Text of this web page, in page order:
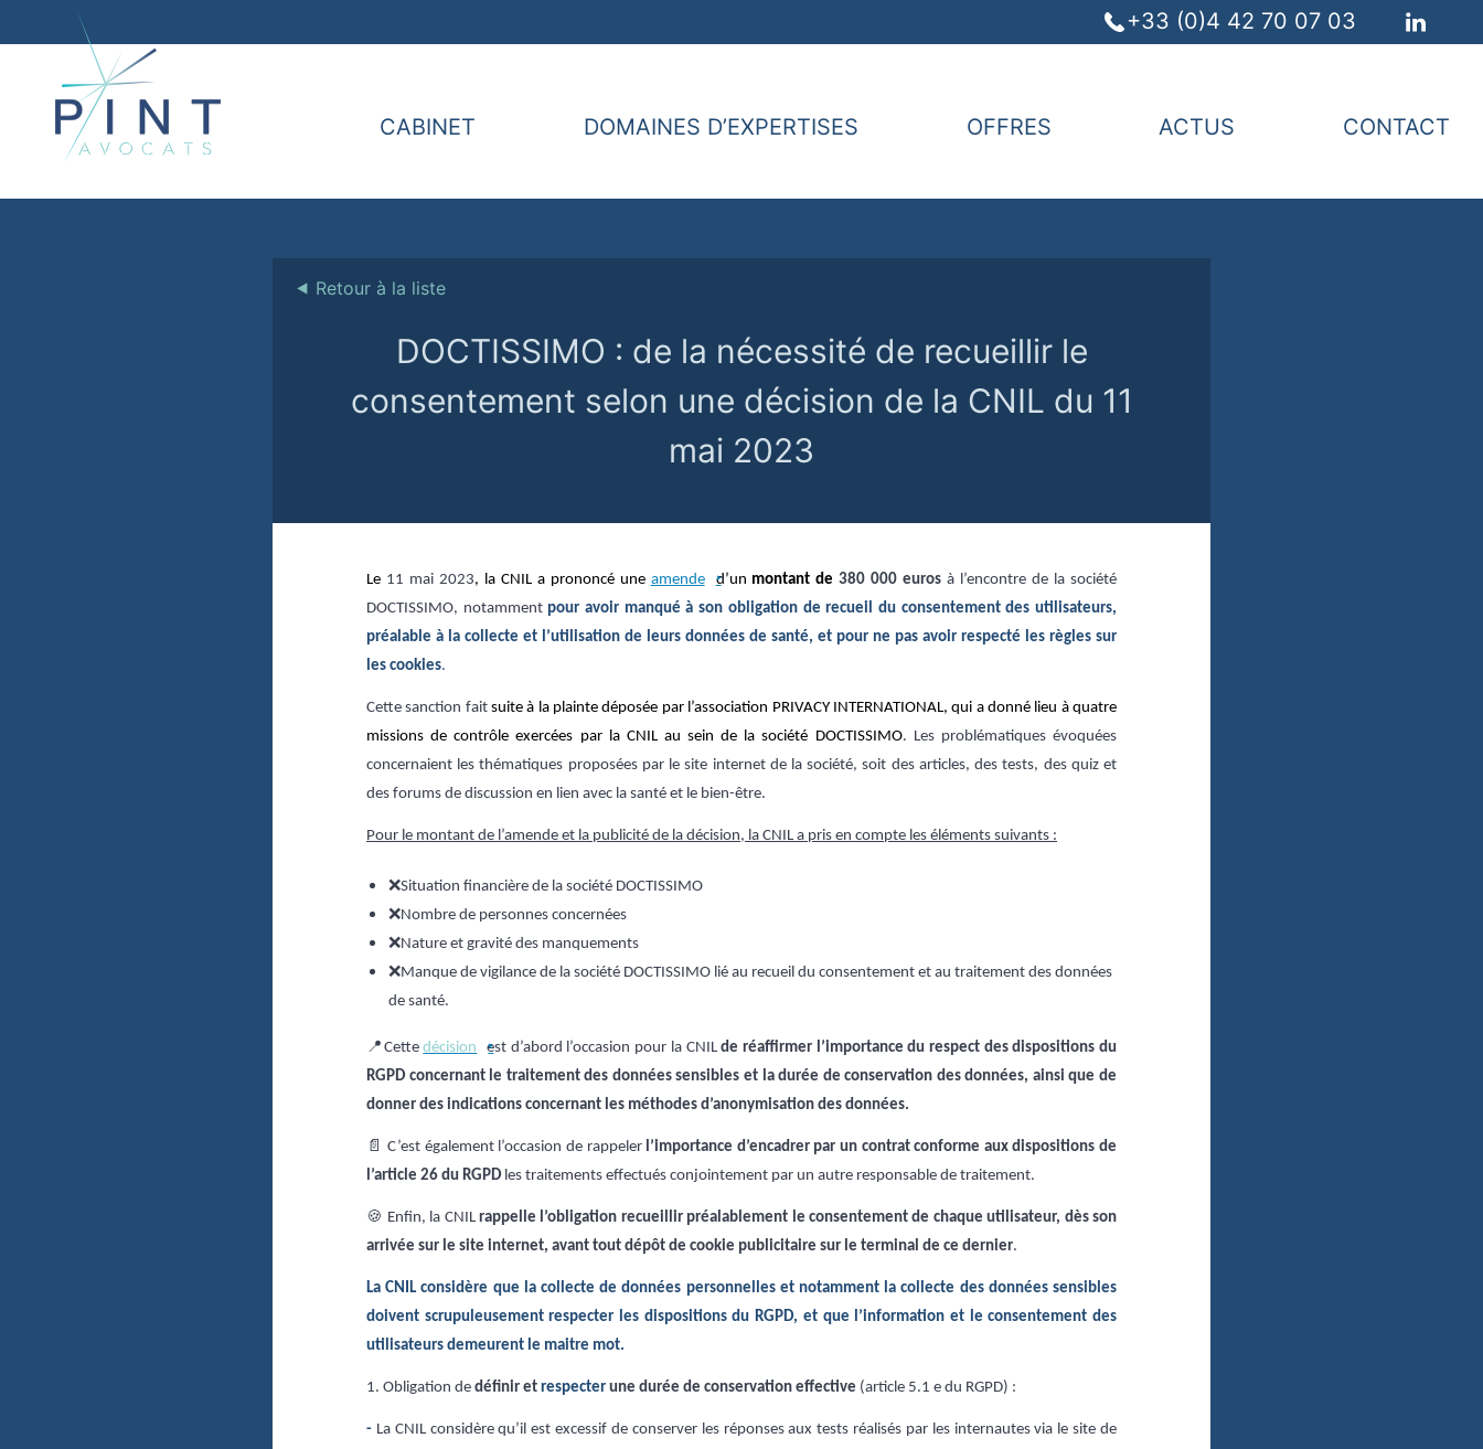
+33 (0)4 42 70 07 03
CABINET DOMAINES D’EXPERTISES OFFRES ACTUS CONTACT
⯇ Retour à la liste
DOCTISSIMO : de la nécessité de recueillir le
consentement selon une décision de la CNIL du 11
mai 2023
Le 11 mai 2023, la CNIL a prononcé une amende d’un montant de380 000 eurosà l’encontre de la société
DOCTISSIMO, notamment pour avoir manqué à son obligation de recueil du consentement des utilisateurs,
préalable à la collecte et l’utilisation de leurs données de santé, et pour ne pas avoir respecté les règles sur
les cookies.
Cette sanction faitsuite à la plainte déposée par l’association PRIVACY INTERNATIONAL, qui a donné lieu à quatre
missions de contrôle exercées par la CNIL au sein de la société DOCTISSIMO. Les problématiques évoquées
concernaient les thématiques proposées par le site internet de la société, soit des articles, des tests, des quiz et
des forums de discussion en lien avec la santé et le bien-être.
Pour le montant de l’amende et la publicité de la décision, la CNIL a pris en compte les éléments suivants :
❌Situation financière de la société DOCTISSIMO
❌Nombre de personnes concernées
❌Nature et gravité des manquements
❌Manque de vigilance de la société DOCTISSIMO lié au recueil du consentement et au traitement des données
de santé.
📍 Cettedécision est d’abord l’occasion pour la CNILde réaffirmer l’importance du respect des dispositions du
RGPD concernant le traitement des données sensibles et la durée de conservation des données, ainsi que de
donner des indications concernant les méthodes d’anonymisation des données.
📄 C’est également l’occasion de rappeler l’importance d’encadrer par un contrat conforme aux dispositions de
l’article 26 du RGPD les traitements effectués conjointement par un autre responsable de traitement.
🍪 Enfin, la CNILrappelle l’obligation recueillir préalablement le consentement de chaque utilisateur, dès son
arrivée sur le site internet, avant tout dépôt de cookie publicitaire sur le terminal de ce dernier.
La CNIL considère que la collecte de données personnelles et notamment la collecte des données sensibles
doivent scrupuleusement respecter les dispositions du RGPD, et que l’information et le consentement des
utilisateurs demeurent le maitre mot.
1. Obligation de définir et respecter une durée de conservation effective (article 5.1 e du RGPD) :
- La CNIL considère qu’il est excessif de conserver les réponses aux tests réalisés par les internautes via le site de